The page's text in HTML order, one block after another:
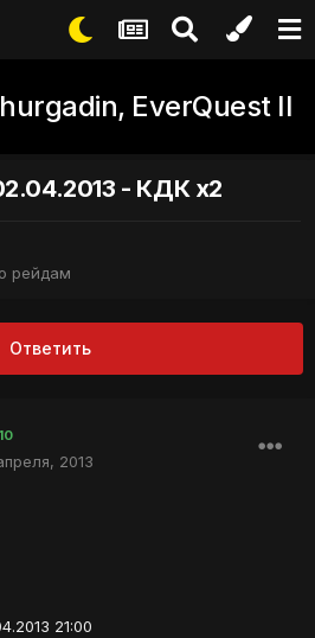
EverQuest II
- КДК х2
рейдам
Ответить
10
2013
21:00